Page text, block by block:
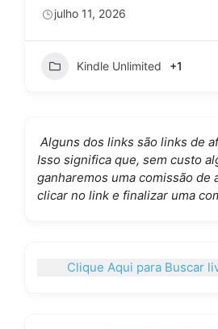
julho 11, 2026
Kindle Unlimited +1
Alguns dos links são links de
Isso significa que, sem custo
ganharemos uma comissão de
clicar no link e finalizar uma
Clique Aqui para Buscar